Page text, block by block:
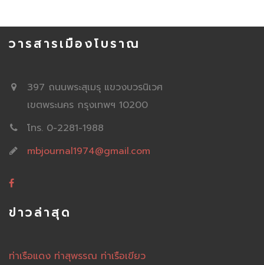
วารสารเมืองโบราณ
397 ถนนพระสุเมรุ แขวงบวรนิเวศ
เขตพระนคร กรุงเทพฯ 10200
โทร. 0-2281-1988
mbjournal1974@gmail.com
ข่าวล่าสุด
ท่าเรือแดง ท่าสุพรรณ ท่าเรือเขียว